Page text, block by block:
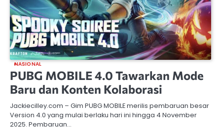
NASIONAL
PUBG MOBILE 4.0 Tawarkan Mode
Baru dan Konten Kolaborasi
Jackiecilley.com – Gim PUBG MOBILE merilis pembaruan besar
Version 4.0 yang mulai berlaku hari ini hingga 4 November
2025. Pembaruan…